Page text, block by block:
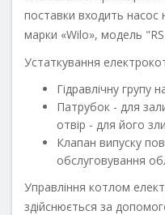
поставки входить насос
марки «Wilo», модель
Устаткування
Гідравлічну групу
Патрубок - для
отвір - для його
Клапан випуску
обслуговування
Управління котлом
здійснюється за